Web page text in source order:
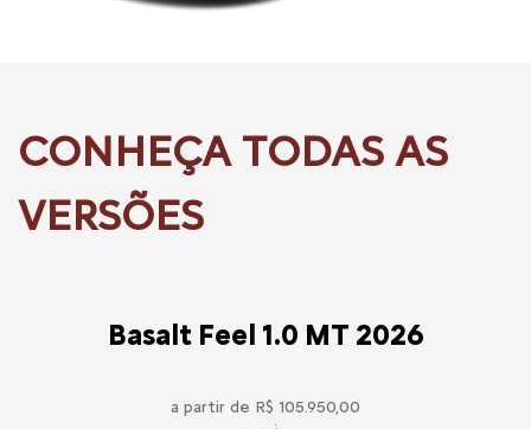
Basalt Feel 1.0 MT 2026
a partir de R$ 105.950,00